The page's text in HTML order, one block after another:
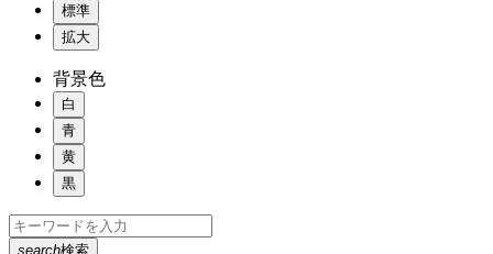
標準
拡大
背景色
白
青
黄
黒
search検索